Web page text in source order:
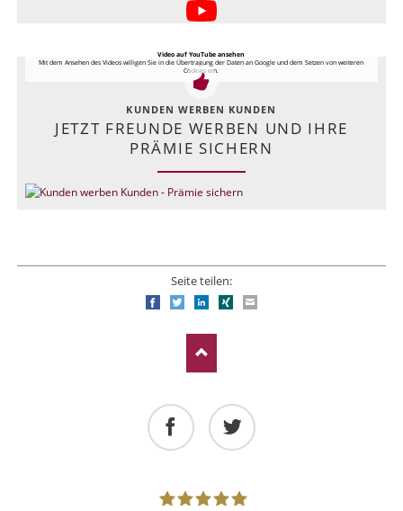
Video auf YouTube ansehen
Mit dem Ansehen des Videos willigen Sie in die Übertragung der Daten an Google und dem Setzen von weiteren
Cookies ein.
KUNDEN WERBEN KUNDEN
JETZT FREUNDE WERBEN UND IHRE
PRÄMIE SICHERN
Seite teilen:
FacebookTwitterLinkedIn
Xing